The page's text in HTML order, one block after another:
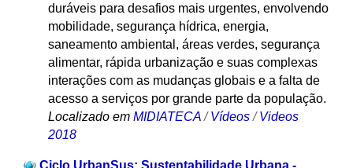
duráveis para desafios mais urgentes, envolvendo
mobilidade, segurança hídrica, energia,
saneamento ambiental, áreas verdes, segurança
alimentar, rápida urbanização e suas complexas
interações com as mudanças globais e a falta de
acesso a serviços por grande parte da população.
Localizado em MIDIATECA /Vídeos /Videos
2018
Ciclo UrbanSus: Sustentabilidade Urbana -